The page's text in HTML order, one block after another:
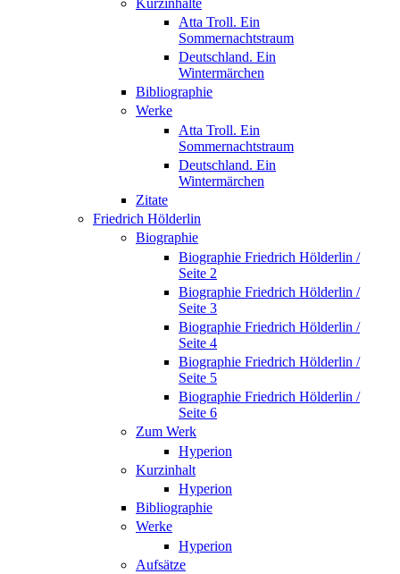
Atta Troll. Ein
Sommernachtstraum
Deutschland. Ein
Wintermärchen
Bibliographie
Werke
Atta Troll. Ein
Sommernachtstraum
Deutschland. Ein
Wintermärchen
Zitate
Friedrich Hölderlin
Biographie
Biographie Friedrich Hölderlin /
Seite 2
Biographie Friedrich Hölderlin /
Seite 3
Biographie Friedrich Hölderlin /
Seite 4
Biographie Friedrich Hölderlin /
Seite 5
Biographie Friedrich Hölderlin /
Seite 6
Zum Werk
Hyperion
Kurzinhalt
Hyperion
Bibliographie
Werke
Hyperion
Aufsätze